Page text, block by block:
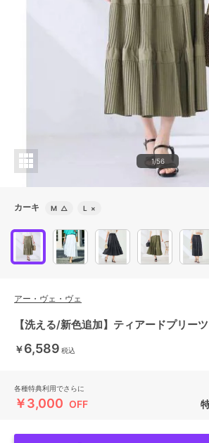
1/56
カーキ M △ L ×
アー・ヴェ・ヴェ
【洗える/新色追加】ティアードプリー
￥6,589 税込
各種特典利用でさらに
￥3,000 OFF